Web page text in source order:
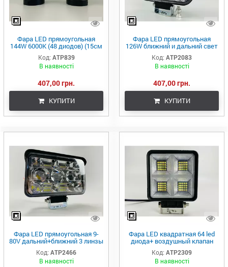
Фара LED прямоугольная
144W 6000K (48 диодов) (15см
х 11см х 3см) (ближний +
дальний) ОБЛЕГЧЕННЫЙ
КОРПУС!
Код: ATP839
В наявності
407,00 грн.
КУПИТИ
Фара LED прямоугольная
126W ближний и дальний свет
42 led диода 6500K
Код: ATP2083
В наявності
407,00 грн.
КУПИТИ
Фара LED прямоугольная 9-
80V дальний+ближний 3 линзы
27 LED чип тип 3030+3570
Код: ATP2466
В наявності
Фара LED квадратная 64 led
диода+ воздушный клапан
6500К 9-80В led chip 3030 IP67
Код: ATP2309
В наявності